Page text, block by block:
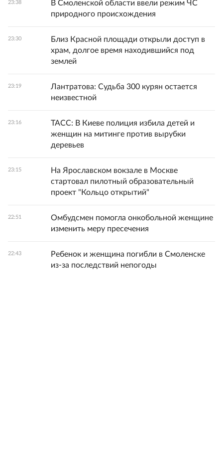
23:38
В Смоленской области ввели режим ЧС
природного происхождения
23:30
Близ Красной площади открыли доступ в
храм, долгое время находившийся под
землей
23:19
Лантратова: Судьба 300 курян остается
неизвестной
23:16
ТАСС: В Киеве полиция избила детей и
женщин на митинге против вырубки
деревьев
23:15
На Ярославском вокзале в Москве
стартовал пилотный образовательный
проект "Кольцо открытий"
22:51
Омбудсмен помогла онкобольной женщине
изменить меру пресечения
22:43
Ребенок и женщина погибли в Смоленске
из-за последствий непогоды